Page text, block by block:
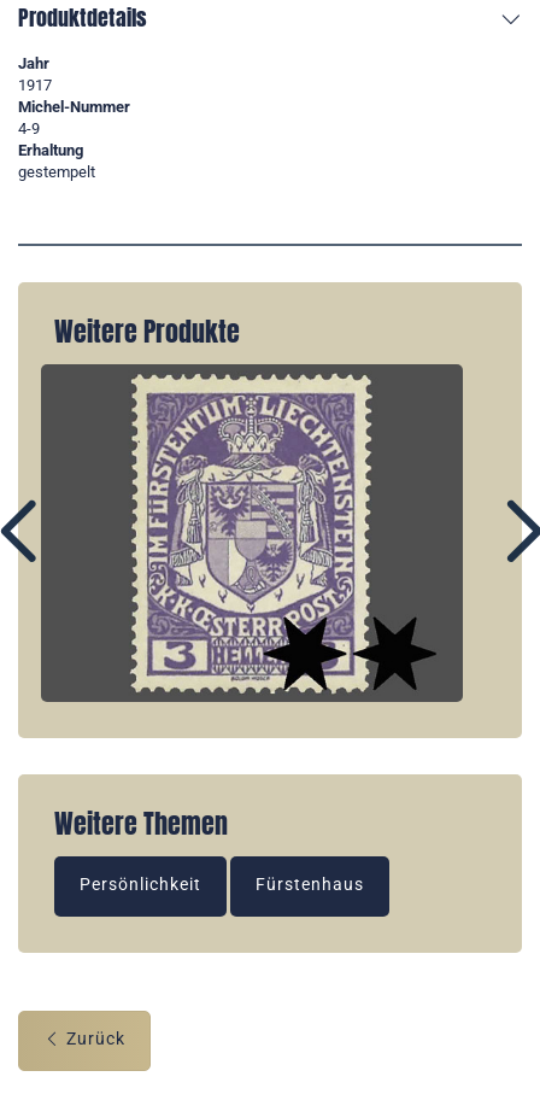
Produktdetails
Jahr
1917
Michel-Nummer
4-9
Erhaltung
gestempelt
Weitere Produkte
Weitere Themen
Persönlichkeit Fürstenhaus
Zurück